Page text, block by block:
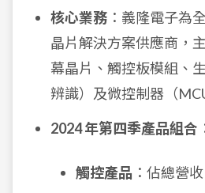
核心業務 ：義隆電子為
晶片解決方案供應商，
幕晶片、觸控板模組、
辨識）及微控制器（
2024 年第四季產品組合
觸控產品 ：佔總營收